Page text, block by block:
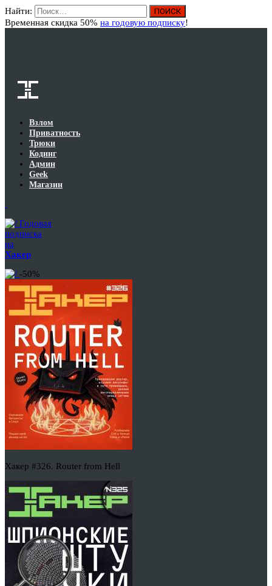
Найти:
Временная скидка 50% на годовую подписку!
Взлом
Приватность
Трюки
Кодинг
Админ
Geek
Магазин
Годовая
подписка
на
Хакер
-50%
Хакер #326. Router from Hell